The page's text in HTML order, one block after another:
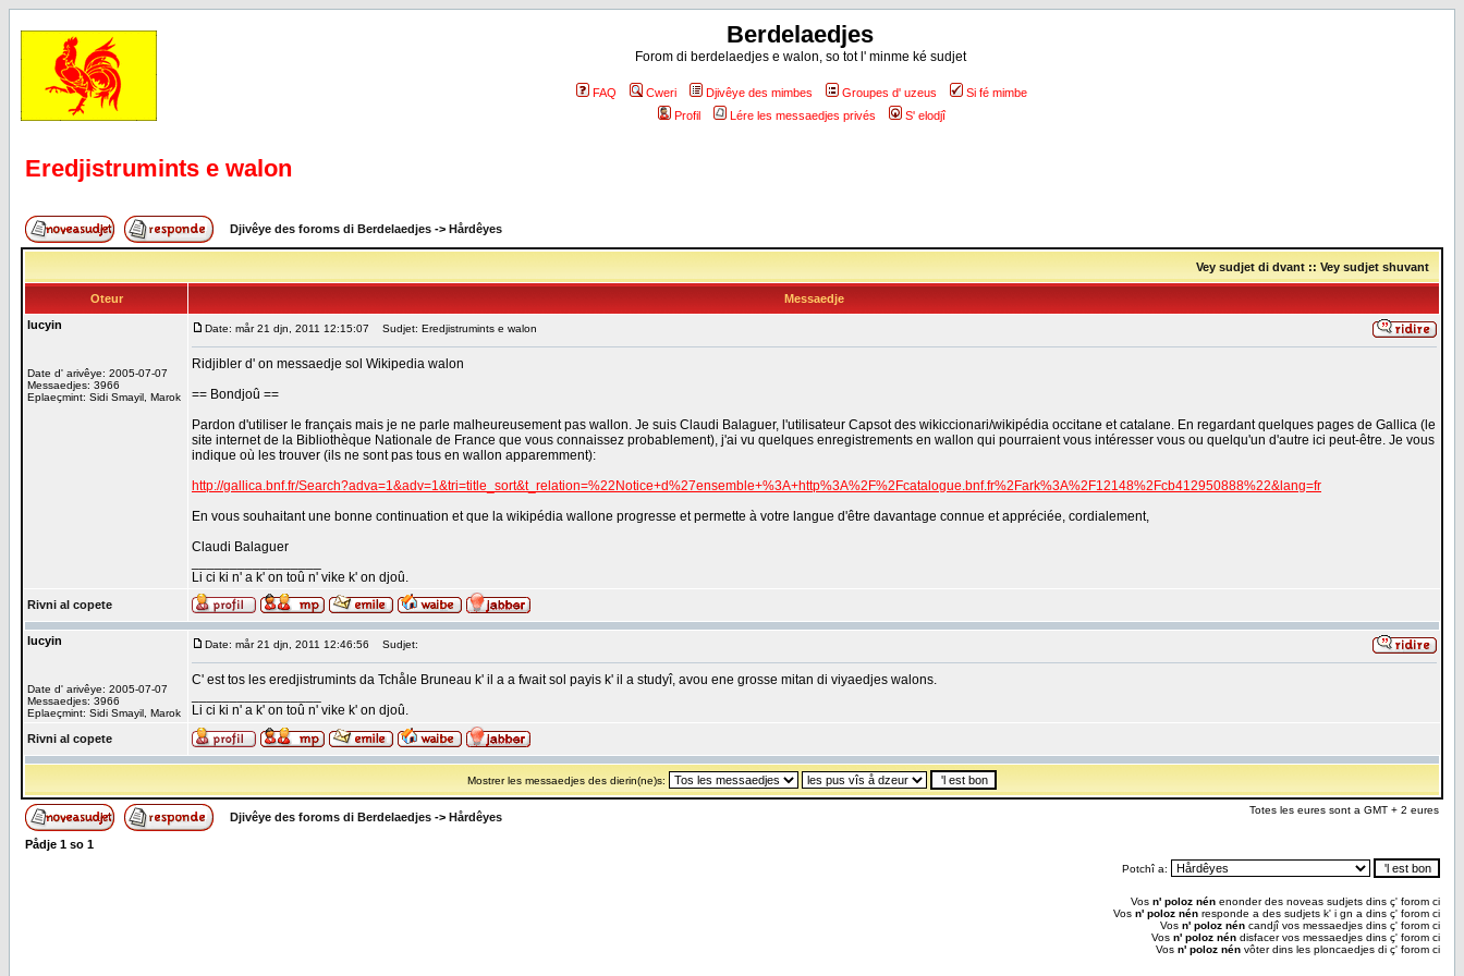
Berdelaedjes
Forom di berdelaedjes e walon, so tot l' minme ké sudjet
FAQ Cweri Djivêye des mimbes Groupes d' uzeus
Si fé mimbe
Profil
Lére les messaedjes privés S' elodjî
Eredjistrumints e walon
Djivêye des foroms di Berdelaedjes -> Hårdêyes
Vey sudjet di dvant :: Vey sudjet shuvant
Oteur
Messaedje
lucyin
Date d' arivêye: 2005-07-07
Messaedjes: 3966
Eplaeçmint: Sidi Smayil, Marok
Date: mår 21 djn, 2011 12:15:07 Sudjet: Eredjistrumints e walon
Ridjibler d' on messaedje sol Wikipedia walon
== Bondjoû ==
Pardon d'utiliser le français mais je ne parle malheureusement pas wallon. Je suis Claudi Balaguer, l'utilisateur Capsot des wikiccionari/wikipédia occitane et catalane. En regardant quelques pages de Gallica (le
site internet de la Bibliothèque Nationale de France que vous connaissez probablement), j'ai vu quelques enregistrements en wallon qui pourraient vous intéresser vous ou quelqu'un d'autre ici peut-être. Je vous
indique où les trouver (ils ne sont pas tous en wallon apparemment):
http://gallica.bnf.fr/Search?adva=1&adv=1&tri=title_sort&t_relation=%22Notice+d%27ensemble+%3A+http%3A%2F%2Fcatalogue.bnf.fr%2Fark%3A%2F12148%2Fcb412950888%22&lang=fr
En vous souhaitant une bonne continuation et que la wikipédia wallone progresse et permette à votre langue d'être davantage connue et appréciée, cordialement,
Claudi Balaguer
Li ci ki n' a k' on toû n' vike k' on djoû.
Rivni al copete
lucyin
Date d' arivêye: 2005-07-07
Messaedjes: 3966
Eplaeçmint: Sidi Smayil, Marok
Date: mår 21 djn, 2011 12:46:56 Sudjet:
C' est tos les eredjistrumints da Tchåle Bruneau k' il a a fwait sol payis k' il a studyî, avou ene grosse mitan di viyaedjes walons.
Li ci ki n' a k' on toû n' vike k' on djoû.
Rivni al copete
Mostrer les messaedjes des dierin(ne)s:
Djivêye des foroms di Berdelaedjes -> Hårdêyes
Totes les eures sont a GMT + 2 eures
Pådje 1 so 1
Potchî a:
Vos n' poloz nén enonder des noveas sudjets dins ç' forom ci
Vos n' poloz nén responde a des sudjets k' i gn a dins ç' forom ci
Vos n' poloz nén candjî vos messaedjes dins ç' forom ci
Vos n' poloz nén disfacer vos messaedjes dins ç' forom ci
Vos n' poloz nén vôter dins les ploncaedjes di ç' forom ci